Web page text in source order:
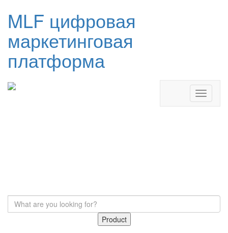
MLF цифровая
маркетинговая
платформа
Product